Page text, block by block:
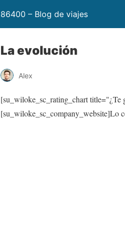
86400 – Blog de viajes
La evolución
Alex
[su_wiloke_sc_rating_chart title="¿Te
[su_wiloke_sc_company_website]Lo